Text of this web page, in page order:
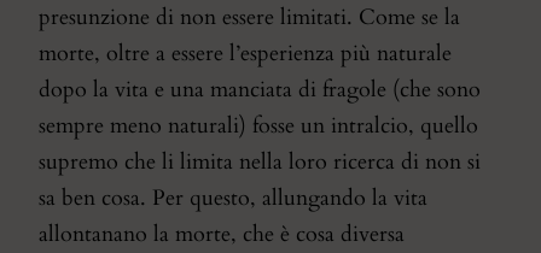
presunzione di non essere limitati. Come se la
morte, oltre a essere l’esperienza più naturale
dopo la vita e una manciata di fragole (che sono
sempre meno naturali) fosse un intralcio, quello
supremo che li limita nella loro ricerca di non si
sa ben cosa. Per questo, allungando la vita
allontanano la morte, che è cosa diversa